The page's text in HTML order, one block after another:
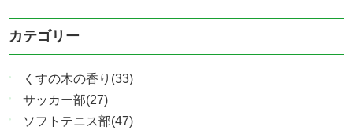
カテゴリー
くすの木の香り(33)
サッカー部(27)
ソフトテニス部(47)